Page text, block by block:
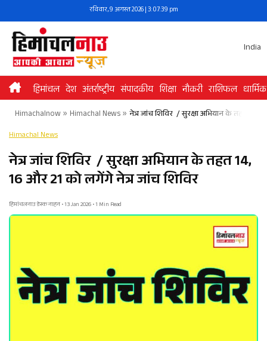
to
content
रविवार, 9 अगस्त 2026 | 3:07:39 pm
India
हिमांचल देश अंतर्राष्ट्रीय संपादकीय शिक्षा नौकरी राशिफल धार्मिक
Himachalnow» Himachal News» नेत्र जांच शिविर / सुरक्षा अभियान के तहत 14,
Himachal News
नेत्र जांच शिविर / सुरक्षा अभियान के तहत 14,
16 और 21 को लगेंगे नेत्र जांच शिविर
हिमांचलनाउ डेस्क नाहन • 13 Jan 2026 • 1 Min Read